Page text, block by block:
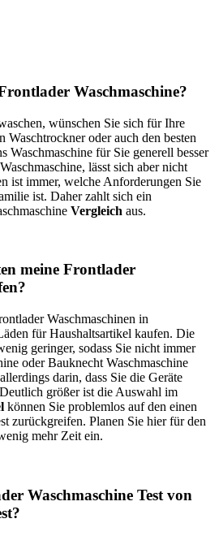
Waschmaschine?
wünschen Sie sich für Ihre
Waschtrockner oder auch den besten
Waschmaschine für Sie generell besser
lässt sich aber nicht
ist immer, welche Anforderungen Sie
ist. Daher zahlt sich ein
Vergleich aus.
meine Frontlader
Waschmaschinen in
für Haushaltsartikel kaufen. Die
geringer, sodass Sie nicht immer
oder Bauknecht Waschmaschine
darin, dass Sie die Geräte
größer ist die Auswahl im
können Sie problemlos auf den einen
zurückgreifen. Planen Sie hier für den
mehr Zeit ein.
Waschmaschine Test von